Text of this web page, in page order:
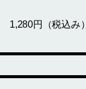
1,280円（税込み）